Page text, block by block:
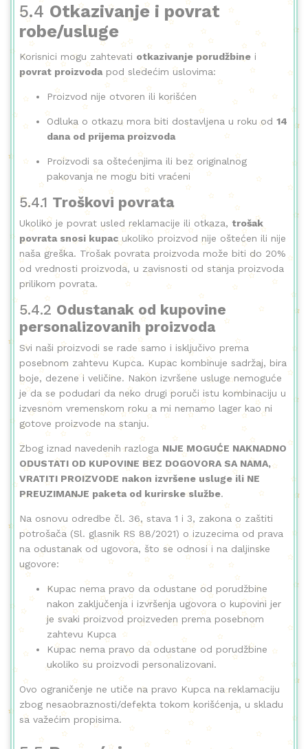
5.4 Otkazivanje i povrat
robe/usluge
Korisnici mogu zahtevati otkazivanje porudžbine i
povrat proizvoda pod sledećim uslovima:
Proizvod nije otvoren ili korišćen
Odluka o otkazu mora biti dostavljena u roku od 14
dana od prijema proizvoda
Proizvodi sa oštećenjima ili bez originalnog
pakovanja ne mogu biti vraćeni
5.4.1 Troškovi povrata
Ukoliko je povrat usled reklamacije ili otkaza, trošak
povrata snosi kupac ukoliko proizvod nije oštećen ili nije
naša greška. Trošak povrata proizvoda može biti do 20%
od vrednosti proizvoda, u zavisnosti od stanja proizvoda
prilikom povrata.
5.4.2 Odustanak od kupovine
personalizovanih proizvoda
Svi naši proizvodi se rade samo i isključivo prema
posebnom zahtevu Kupca. Kupac kombinuje sadržaj, bira
boje, dezene i veličine. Nakon izvršene usluge nemoguće
je da se podudari da neko drugi poruči istu kombinaciju u
izvesnom vremenskom roku a mi nemamo lager kao ni
gotove proizvode na stanju.
Zbog iznad navedenih razloga NIJE MOGUĆE NAKNADNO
ODUSTATI OD KUPOVINE BEZ DOGOVORA SA NAMA,
VRATITI PROIZVODE nakon izvršene usluge ili NE
PREUZIMANJE paketa od kurirske službe.
Na osnovu odredbe čl. 36, stava 1 i 3, zakona o zaštiti
potrošača (Sl. glasnik RS 88/2021) o izuzecima od prava
na odustanak od ugovora, što se odnosi i na daljinske
ugovore:
Kupac nema pravo da odustane od porudžbine
nakon zaključenja i izvršenja ugovora o kupovini jer
je svaki proizvod proizveden prema posebnom
zahtevu Kupca
Kupac nema pravo da odustane od porudžbine
ukoliko su proizvodi personalizovani.
Ovo ograničenje ne utiče na pravo Kupca na reklamaciju
zbog nesaobraznosti/defekta tokom korišćenja, u skladu
sa važećim propisima.